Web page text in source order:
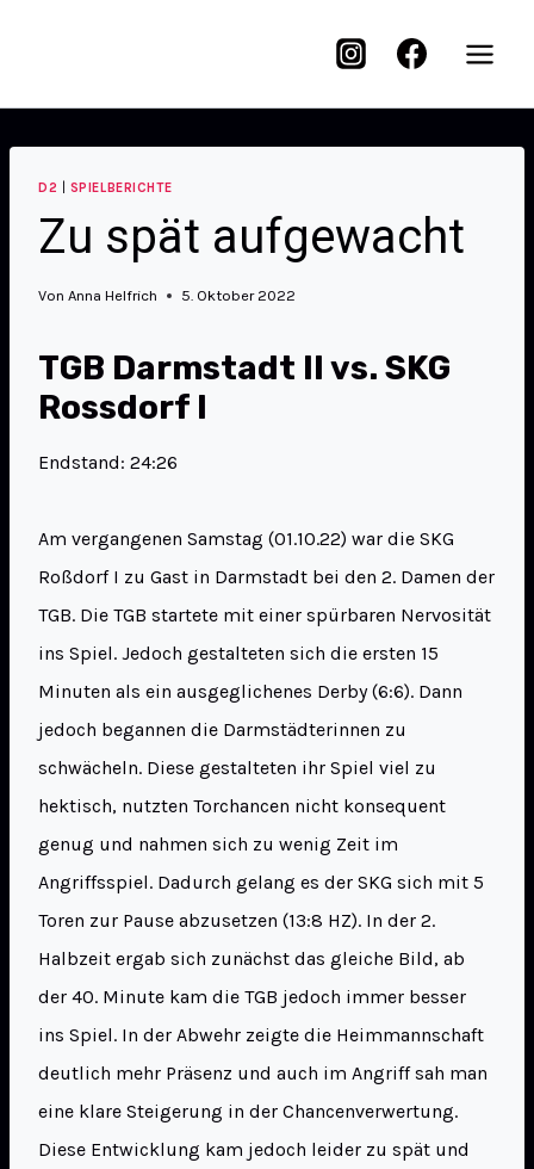
D2 SPIELBERICHTE
Zu spät aufgewacht
Von Anna Helfrich 5. Oktober 2022
TGB Darmstadt II vs. SKG
Rossdorf I
Endstand: 24:26
Am vergangenen Samstag (01.10.22) war die SKG
Roßdorf I zu Gast in Darmstadt bei den 2. Damen der
TGB. Die TGB startete mit einer spürbaren Nervosität
ins Spiel. Jedoch gestalteten sich die ersten 15
Minuten als ein ausgeglichenes Derby (6:6). Dann
jedoch begannen die Darmstädterinnen zu
schwächeln. Diese gestalteten ihr Spiel viel zu
hektisch, nutzten Torchancen nicht konsequent
genug und nahmen sich zu wenig Zeit im
Angriffsspiel. Dadurch gelang es der SKG sich mit 5
Toren zur Pause abzusetzen (13:8 HZ). In der 2.
Halbzeit ergab sich zunächst das gleiche Bild, ab
der 40. Minute kam die TGB jedoch immer besser
ins Spiel. In der Abwehr zeigte die Heimmannschaft
deutlich mehr Präsenz und auch im Angriff sah man
eine klare Steigerung in der Chancenverwertung.
Diese Entwicklung kam jedoch leider zu spät und